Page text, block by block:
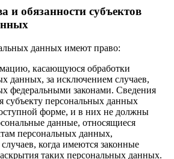
и обязанности субъектов
данных имеют право:
касающуюся обработки
данных, за исключением случаев,
федеральными законами. Сведения
субъекту персональных данных
форме, и в них не должны
данные, относящиеся
персональных данных,
когда имеются законные
таких персональных данных.